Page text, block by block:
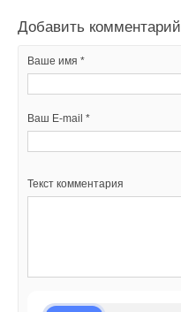
Добавить комментарий
Ваше имя *
Ваш E-mail *
Текст комментария